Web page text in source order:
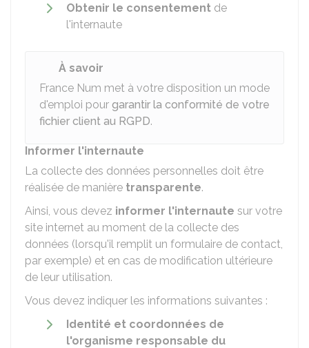
Obtenir le consentement de
l'internaute
À savoir
France Num met à votre disposition un mode
d'emploi pour garantir la conformité de votre
fichier client au RGPD.
Informer l'internaute
La collecte des données personnelles doit être
réalisée de manière transparente.
Ainsi, vous devez informer l'internaute sur votre
site internet au moment de la collecte des
données (lorsqu'il remplit un formulaire de contact,
par exemple) et en cas de modification ultérieure
de leur utilisation.
Vous devez indiquer les informations suivantes :
Identité et coordonnées de
l'organisme responsable du